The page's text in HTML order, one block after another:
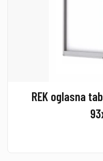
REK oglasna